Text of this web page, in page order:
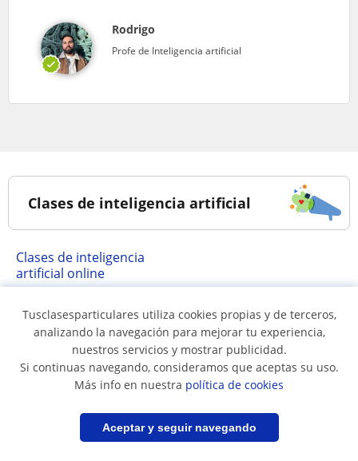
Guardar búsqueda
Rodrigo
Profe de Inteligencia artificial
Clases de inteligencia artificial
Clases de inteligencia
artificial online
Clases de inteligencia artificial en...
Clases de inteligencia
Tusclasesparticulares utiliza cookies propias y de terceros,
analizando la navegación para mejorar tu experiencia,
nuestros servicios y mostrar publicidad.
Si continuas navegando, consideramos que aceptas su uso.
Más info en nuestra política de cookies
Aceptar y seguir navegando